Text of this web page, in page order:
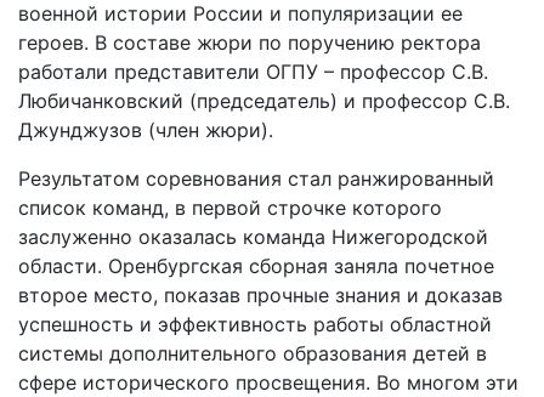
военной истории России и популяризации ее
героев. В составе жюри по поручению ректора
работали представители ОГПУ – профессор С.В.
Любичанковский (председатель) и профессор С.В.
Джунджузов (член жюри).
Результатом соревнования стал ранжированный
список команд, в первой строчке которого
заслуженно оказалась команда Нижегородской
области. Оренбургская сборная заняла почетное
второе место, показав прочные знания и доказав
успешность и эффективность работы областной
системы дополнительного образования детей в
сфере исторического просвещения. Во многом эти